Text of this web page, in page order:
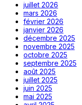
juillet 2026
mars 2026
février 2026
janvier 2026
décembre 2025
novembre 2025
octobre 2025
septembre 2025
août 2025
juillet 2025
juin 2025
mai 2025